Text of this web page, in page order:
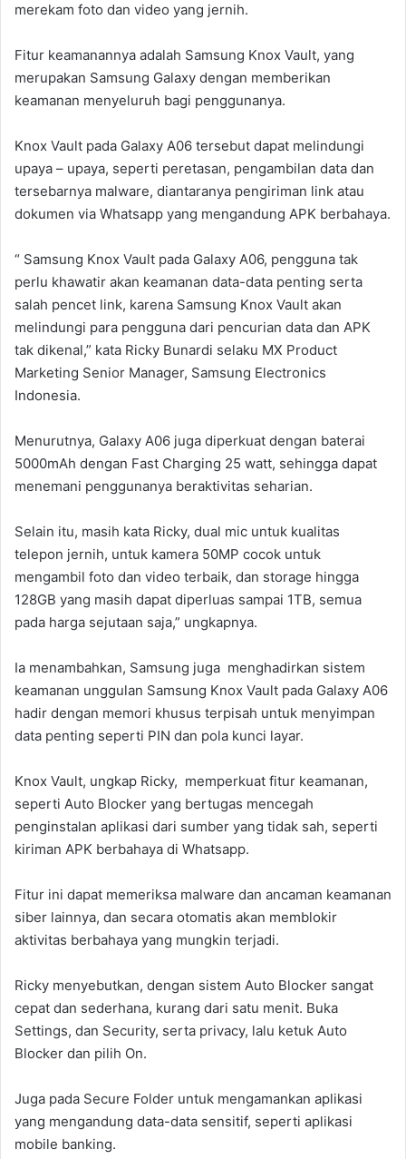
merekam foto dan video yang jernih.
Fitur keamanannya adalah Samsung Knox Vault, yang
merupakan Samsung Galaxy dengan memberikan
keamanan menyeluruh bagi penggunanya.
Knox Vault pada Galaxy A06 tersebut dapat melindungi
upaya – upaya, seperti peretasan, pengambilan data dan
tersebarnya malware, diantaranya pengiriman link atau
dokumen via Whatsapp yang mengandung APK berbahaya.
“ Samsung Knox Vault pada Galaxy A06, pengguna tak
perlu khawatir akan keamanan data-data penting serta
salah pencet link, karena Samsung Knox Vault akan
melindungi para pengguna dari pencurian data dan APK
tak dikenal,” kata Ricky Bunardi selaku MX Product
Marketing Senior Manager, Samsung Electronics
Indonesia.
Menurutnya, Galaxy A06 juga diperkuat dengan baterai
5000mAh dengan Fast Charging 25 watt, sehingga dapat
menemani penggunanya beraktivitas seharian.
Selain itu, masih kata Ricky, dual mic untuk kualitas
telepon jernih, untuk kamera 50MP cocok untuk
mengambil foto dan video terbaik, dan storage hingga
128GB yang masih dapat diperluas sampai 1TB, semua
pada harga sejutaan saja,” ungkapnya.
Ia menambahkan, Samsung juga menghadirkan sistem
keamanan unggulan Samsung Knox Vault pada Galaxy A06
hadir dengan memori khusus terpisah untuk menyimpan
data penting seperti PIN dan pola kunci layar.
Knox Vault, ungkap Ricky, memperkuat fitur keamanan,
seperti Auto Blocker yang bertugas mencegah
penginstalan aplikasi dari sumber yang tidak sah, seperti
kiriman APK berbahaya di Whatsapp.
Fitur ini dapat memeriksa malware dan ancaman keamanan
siber lainnya, dan secara otomatis akan memblokir
aktivitas berbahaya yang mungkin terjadi.
Ricky menyebutkan, dengan sistem Auto Blocker sangat
cepat dan sederhana, kurang dari satu menit. Buka
Settings, dan Security, serta privacy, lalu ketuk Auto
Blocker dan pilih On.
Juga pada Secure Folder untuk mengamankan aplikasi
yang mengandung data-data sensitif, seperti aplikasi
mobile banking.